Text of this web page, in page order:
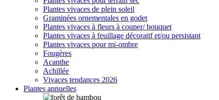
Plantes vivaces de plein soleil
Graminées ornementales en godet
Plantes vivaces à fleurs à couper/ bouquet
Plantes vivaces à feuillage décoratif et/ou persistant
Plantes vivaces pour mi-ombre
Fougères
Acanthe
Achillée
Vivaces tendances 2026
Plantes annuelles